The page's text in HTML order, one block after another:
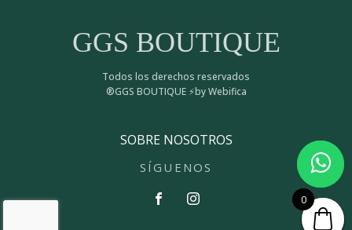
GGS BOUTIQUE
Todos los derechos reservados
®GGS BOUTIQUE ⚡by Webifica
SOBRE NOSOTROS
SÍGUENOS
0
0